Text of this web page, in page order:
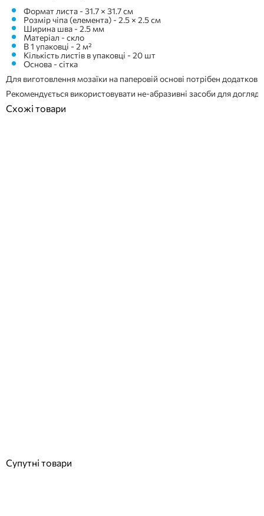
Формат листа - 31.7 × 31.7 см
Розмір чіпа (елемента) - 2.5 × 2.5 см
Ширина шва - 2.5 мм
Матеріал - скло
В 1 упаковці - 2 м²
Кількість листів в упаковці - 20 шт
Основа - сітка
Для виготовлення мозаїки на паперовій основі потрібен
Рекомендується використовувати не-абразивні засоби для
Схожі товари
Супутні товари